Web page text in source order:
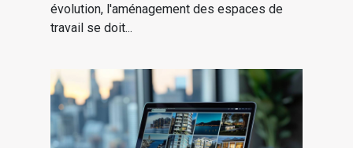
évolution, l'aménagement des espaces de
travail se doit...